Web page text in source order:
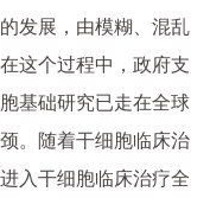
发展，由模糊、混乱
这个过程中，政府支
基础研究已走在全球
。随着干细胞临床治
入干细胞临床治疗全